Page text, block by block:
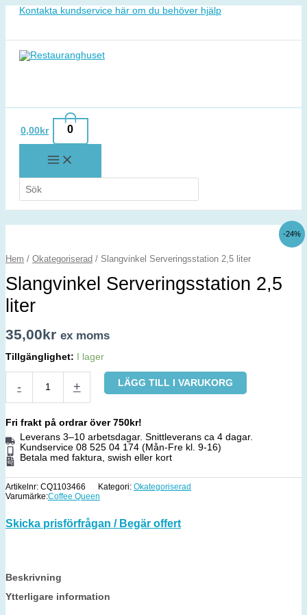
Hoppa
Kontakta kundservice här om du behöver hjälp
0,00 kr 0
for:
Hem / Okategoriserad / Slangvinkel Serveringsstation 2,5 liter
Slangvinkel Serveringsstation 2,5
liter
35,00kr ex moms
Tillgänglighet: I lager
-
liter
+ LÄGG TILL I VARUKORG
Fri frakt på ordrar över 750kr!
Leverans 3–10 arbetsdagar. Snittleverans ca 4 dagar.
Kundservice 08 525 04 174 (Mån-Fre kl. 9-16)
Betala med faktura, swish eller kort
Artikelnr: CQ1103466 Kategori: Okategoriserad
Varumärke:Coffee Queen
Skicka prisförfrågan / Begär offert
Beskrivning
Ytterligare information
-24%
var:
är: